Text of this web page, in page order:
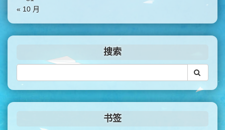
« 10 月
搜索
书签